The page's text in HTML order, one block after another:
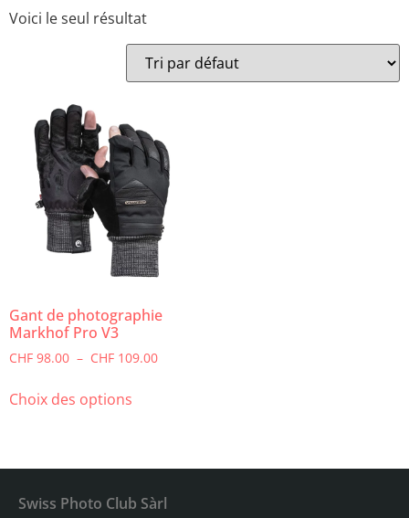
Voici le seul résultat
Gant de photographie
Markhof Pro V3
CHF 98.00 – CHF 109.00
Choix des options
Swiss Photo Club Sàrl